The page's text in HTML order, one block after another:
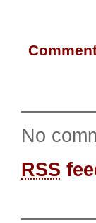
No
RSS